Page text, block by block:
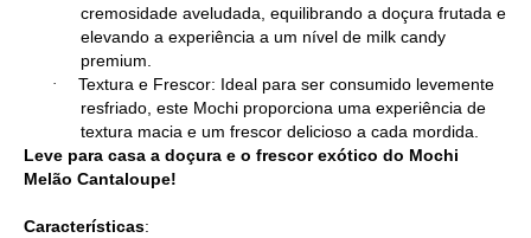
cremosidade aveludada, equilibrando a doçura frutada e
elevando a experiência a um nível de milk candy
premium.
·
Textura e Frescor: Ideal para ser consumido levemente
resfriado, este Mochi proporciona uma experiência de
textura macia e um frescor delicioso a cada mordida.
Leve para casa a doçura e o frescor exótico do Mochi
Melão Cantaloupe!
Características: